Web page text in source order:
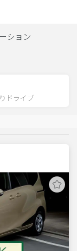
ション
ドライブ